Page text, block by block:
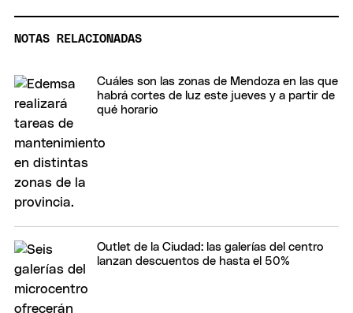
NOTAS RELACIONADAS
Cuáles son las zonas de Mendoza en las que
habrá cortes de luz este jueves y a partir de
qué horario
Outlet de la Ciudad: las galerías del centro
lanzan descuentos de hasta el 50%